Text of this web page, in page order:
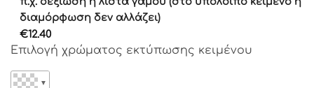
Γραμματοσειρά 17
Γραμματοσειρά 18
διαμόρφωση δεν αλλάζει)
€12.40
Επιλογή χρώματος εκτύπωσης κειμένου
▼